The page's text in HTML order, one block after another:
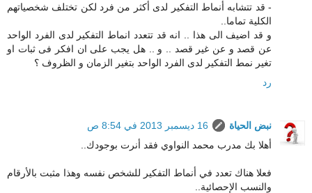
- قد تتشابه أنماط التفكير لدى أكثر من فرد لكن تختلف شخصياتهم
الكلية تماما..
و قد اضيف الى هذا .. انه قد تتعدد انماط التفكير لدى الفرد الواحد
عن قصد و عن غير قصد .. و .. هل يجب على ان افكر فى ثبات او
تغير نمط التفكير لدى الفرد الواحد بتغير الزمان و الظروف ؟
رد
نبض الحياة
16 ديسمبر 2013 في 8:54 ص
أهلا بك مدرب محمد النواوي فقد أنرت بوجودك..
فعلا هناك تعدد في أنماط التفكير للشخص نفسه وهذا مثبت بالأرقام
والنسب الإحصائية..